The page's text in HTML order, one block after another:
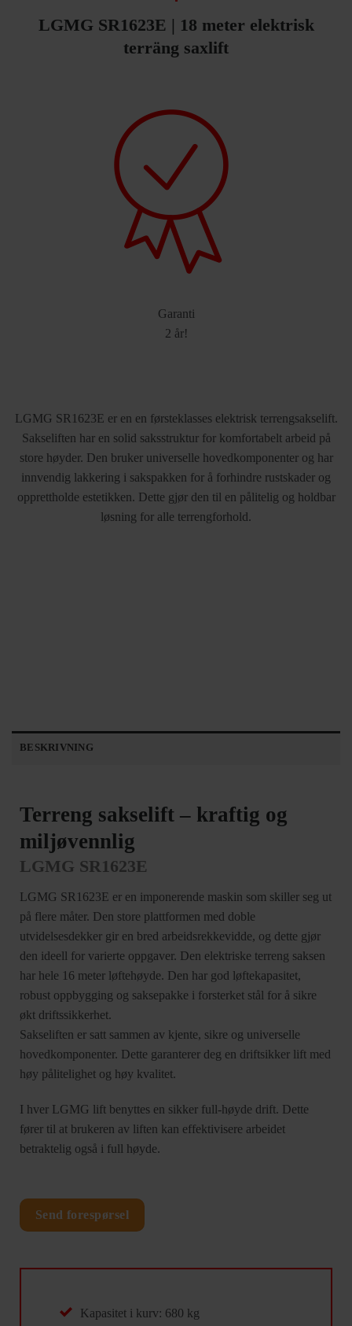
LGMG SR1623E | 18 meter elektrisk
terräng saxlift
Garanti
2 år!
LGMG SR1623E er en en førsteklasses elektrisk terrengsakselift.
Sakseliften har en solid saksstruktur for komfortabelt arbeid på
store høyder. Den bruker universelle hovedkomponenter og har
innvendig lakkering i sakspakken for å forhindre rustskader og
opprettholde estetikken. Dette gjør den til en pålitelig og holdbar
løsning for alle terrengforhold.
BESKRIVNING
Terreng sakselift – kraftig og
miljøvennlig
LGMG SR1623E
LGMG SR1623E er en imponerende maskin som skiller seg ut
på flere måter. Den store plattformen med doble
utvidelsesdekker gir en bred arbeidsrekkevidde, og dette gjør
den ideell for varierte oppgaver. Den elektriske terreng saksen
har hele 16 meter løftehøyde. Den har god løftekapasitet,
robust oppbygging og saksepakke i forsterket stål for å sikre
økt driftssikkerhet.
Sakseliften er satt sammen av kjente, sikre og universelle
hovedkomponenter. Dette garanterer deg en driftsikker lift med
høy pålitelighet og høy kvalitet.
I hver LGMG lift benyttes en sikker full-høyde drift. Dette
fører til at brukeren av liften kan effektivisere arbeidet
betraktelig også i full høyde.
Send forespørsel
Kapasitet i kurv: 680 kg